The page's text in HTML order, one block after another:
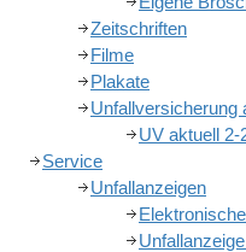
Zeitschriften
Filme
Plakate
Unfallversicherung
UV aktuell 2-
Service
Unfallanzeigen